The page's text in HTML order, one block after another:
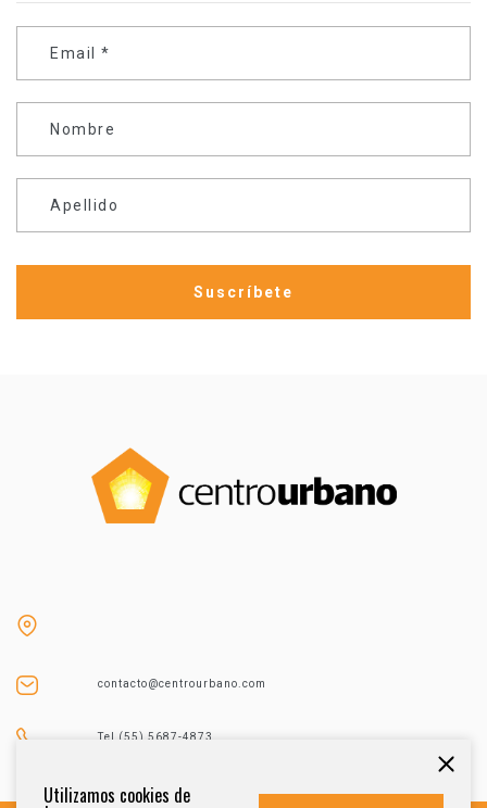
Email *
Nombre
Apellido
contacto@centrourbano.com
Tel (55) 5687-4873
Utilizamos cookies de